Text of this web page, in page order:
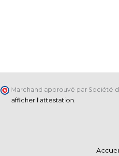
Marchand approuvé par Société
afficher l'attestation